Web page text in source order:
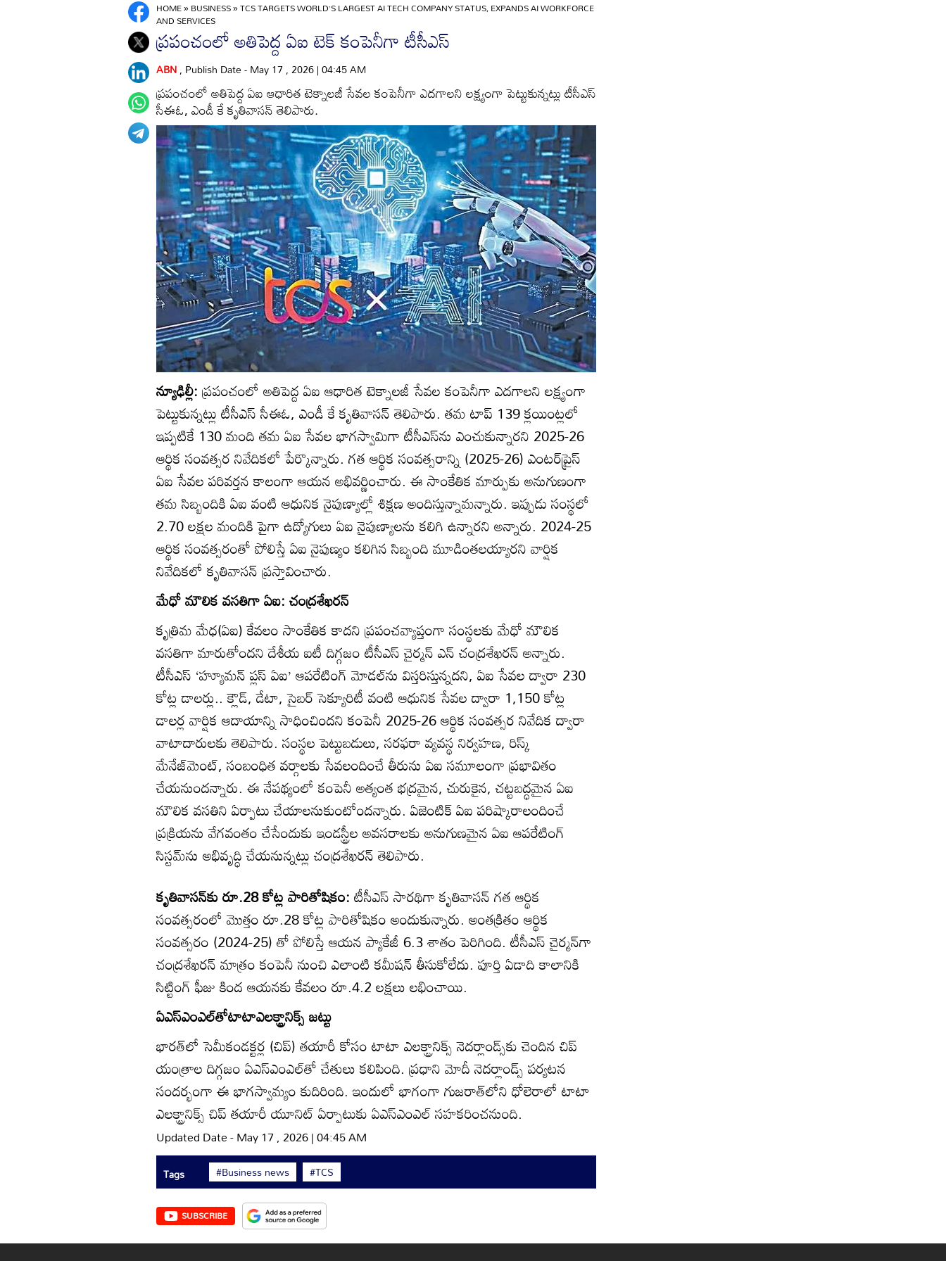
HOME»BUSINESS»TCS TARGETS WORLD’S LARGEST AI TECH COMPANY STATUS, EXPANDS AI WORKFORCE
AND SERVICES
ప్రపంచంలో అతిపెద్ద ఏఐ టెక్‌ కంపెనీగా టీసీఎస్‌
ABN, Publish Date - May 17 , 2026 | 04:45 AM
ప్రపంచంలో అతిపెద్ద ఏఐ ఆధారిత టెక్నాలజీ సేవల కంపెనీగా ఎదగాలని లక్ష్యంగా పెట్టుకున్నట్లు టీసీఎస్‌
సీఈఓ, ఎండీ కే కృతివాసన్‌ తెలిపారు.
న్యూఢిల్లీ:ప్రపంచంలో అతిపెద్ద ఏఐ ఆధారిత టెక్నాలజీ సేవల కంపెనీగా ఎదగాలని లక్ష్యంగా
పెట్టుకున్నట్లు టీసీఎస్‌ సీఈఓ, ఎండీ కే కృతివాసన్‌ తెలిపారు. తమ టాప్‌ 139 క్లయింట్లలో
ఇప్పటికే 130 మంది తమ ఏఐ సేవల భాగస్వామిగా టీసీఎస్‌ను ఎంచుకున్నారని 2025-26
ఆర్థిక సంవత్సర నివేదికలో పేర్కొన్నారు. గత ఆర్థిక సంవత్సరాన్ని (2025-26) ఎంటర్‌ప్రైస్‌
ఏఐ సేవల పరివర్తన కాలంగా ఆయన అభివర్ణించారు. ఈ సాంకేతిక మార్పుకు అనుగుణంగా
తమ సిబ్బందికి ఏఐ వంటి ఆధునిక నైపుణ్యాల్లో శిక్షణ అందిస్తున్నామన్నారు. ఇప్పుడు సంస్థలో
2.70 లక్షల మందికి పైగా ఉద్యోగులు ఏఐ నైపుణ్యాలను కలిగి ఉన్నారని అన్నారు. 2024-25
ఆర్థిక సంవత్సరంతో పోలిస్తే ఏఐ నైపుణ్యం కలిగిన సిబ్బంది మూడింతలయ్యారని వార్షిక
నివేదికలో కృతివాసన్‌ ప్రస్తావించారు.
మేధో మౌలిక వసతిగా ఏఐ: చంద్రశేఖరన్‌
కృత్రిమ మేధ(ఏఐ) కేవలం సాంకేతిక కాదని ప్రపంచవ్యాప్తంగా సంస్థలకు మేధో మౌలిక
వసతిగా మారుతోందని దేశీయ ఐటీ దిగ్గజం టీసీఎస్‌ చైర్మన్‌ ఎన్‌ చంద్రశేఖరన్‌ అన్నారు.
టీసీఎస్‌ ‘హ్యూమన్‌ ప్లస్‌ ఏఐ’ ఆపరేటింగ్‌ మోడల్‌ను విస్తరిస్తున్నదని, ఏఐ సేవల ద్వారా 230
కోట్ల డాలర్లు.. క్లౌడ్‌, డేటా, సైబర్‌ సెక్యూరిటీ వంటి ఆధునిక సేవల ద్వారా 1,150 కోట్ల
డాలర్ల వార్షిక ఆదాయాన్ని సాధించిందని కంపెనీ 2025-26 ఆర్థిక సంవత్సర నివేదిక ద్వారా
వాటాదారులకు తెలిపారు. సంస్థల పెట్టుబడులు, సరఫరా వ్యవస్థ నిర్వహణ, రిస్క్‌
మేనేజ్‌మెంట్‌, సంబంధిత వర్గాలకు సేవలందించే తీరును ఏఐ సమూలంగా ప్రభావితం
చేయనుందన్నారు. ఈ నేపథ్యంలో కంపెనీ అత్యంత భద్రమైన, చురుకైన, చట్టబద్ధమైన ఏఐ
మౌలిక వసతిని ఏర్పాటు చేయాలనుకుంటోందన్నారు. ఏజెంటిక్‌ ఏఐ పరిష్కారాలందించే
ప్రక్రియను వేగవంతం చేసేందుకు ఇండస్ట్రీల అవసరాలకు అనుగుణమైన ఏఐ ఆపరేటింగ్‌
సిస్టమ్‌ను అభివృద్ధి చేయనున్నట్లు చంద్రశేఖరన్‌ తెలిపారు.
కృతివాసన్‌కు రూ.28 కోట్ల పారితోషికం:టీసీఎస్‌ సారథిగా కృతివాసన్‌ గత ఆర్థిక
సంవత్సరంలో మొత్తం రూ.28 కోట్ల పారితోషికం అందుకున్నారు. అంతక్రితం ఆర్థిక
సంవత్సరం (2024-25) తో పోలిస్తే ఆయన ప్యాకేజీ 6.3 శాతం పెరిగింది. టీసీఎస్‌ చైర్మన్‌గా
చంద్రశేఖరన్‌ మాత్రం కంపెనీ నుంచి ఎలాంటి కమీషన్‌ తీసుకోలేదు. పూర్తి ఏడాది కాలానికి
సిట్టింగ్‌ ఫీజు కింద ఆయనకు కేవలం రూ.4.2 లక్షలు లభించాయి.
ఏఎస్ఎంఎల్‌తోటాటాఎలక్ట్రానిక్స్ జట్టు
భారత్‌లో సెమీకండక్టర్ల (చిప్‌) తయారీ కోసం టాటా ఎలక్ట్రానిక్స్ నెదర్లాండ్స్‌కు చెందిన చిప్‌
యంత్రాల దిగ్గజం ఏఎస్ఎంఎల్‌తో చేతులు కలిపింది. ప్రధాని మోదీ నెదర్లాండ్స్‌ పర్యటన
సందర్భంగా ఈ భాగస్వామ్యం కుదిరింది. ఇందులో భాగంగా గుజరాత్‌లోని ధోలెరాలో టాటా
ఎలక్ట్రానిక్స్ చిప్‌ తయారీ యూనిట్‌ ఏర్పాటుకు ఏఎస్ఎంఎల్‌ సహకరించనుంది.
Updated Date - May 17 , 2026 | 04:45 AM
Tags #Business news #TCS
SUBSCRIBE